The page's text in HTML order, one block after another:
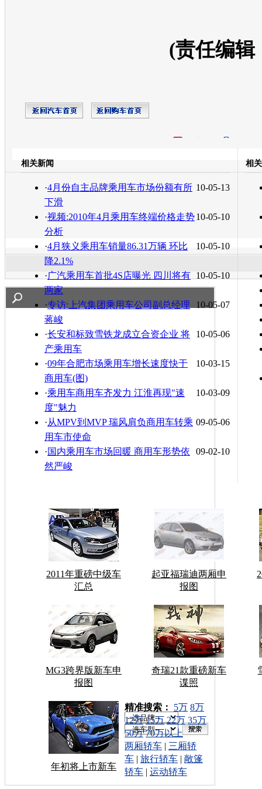
(责任编辑
转发至：
相关新闻
10-05-13
·4月份自主品牌乘用车市场份额有所
下滑
10-05-10
·视频:2010年4月乘用车终端价格走势
分析
10-05-10
·4月狭义乘用车销量86.31万辆 环比
降2.1%
10-05-10
·广汽乘用车首批4S店曝光 四川将有
两家
10-05-07
·专访:上汽集团乘用车公司副总经理
蒋峻
10-05-06
·长安和标致雪铁龙成立合资企业 将
产乘用车
10-03-15
·09年合肥市场乘用车增长速度快于
商用车(图)
10-03-09
·乘用车商用车齐发力 江淮再现"速
度"魅力
09-05-06
·从MPV到MVP 瑞风肩负商用车转乘
用车市使命
09-02-10
·国内乘用车市场回暖 商用车形势依
然严峻
相
2011年重磅中级车
汇总
起亚福瑞迪两厢申
报图
MG3跨界版新车申
报图
奇瑞21款重磅新车
谍照
年初将上市新车
车型搜索：
精准搜索： 5万 8万
12万 15万 22万 35万
50万 70万以上
两厢轿车 | 三厢轿
车 | 旅行轿车 | 敞篷
轿车 | 运动轿车